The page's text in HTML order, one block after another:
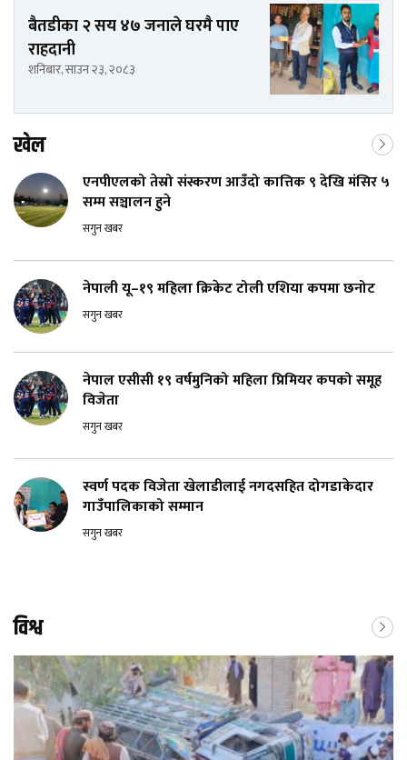
बैतडीका २ सय ४७ जनाले घरमै पाए
राहदानी
शनिबार, साउन २३, २०८३
खेल
एनपीएलको तेस्रो संस्करण आउँदो कात्तिक ९ देखि मंसिर ५
सम्म सञ्चालन हुने
सगुन खबर
नेपाली यू–१९ महिला क्रिकेट टोली एशिया कपमा छनोट
सगुन खबर
नेपाल एसीसी १९ वर्षमुनिको महिला प्रिमियर कपको समूह
विजेता
सगुन खबर
स्वर्ण पदक विजेता खेलाडीलाई नगदसहित दोगडाकेदार
गाउँपालिकाको सम्मान
सगुन खबर
विश्व